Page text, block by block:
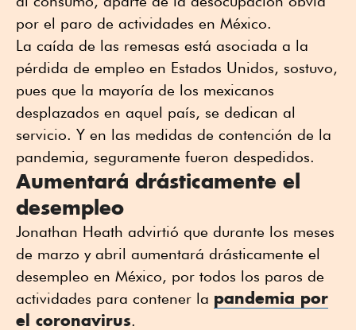
por el paro de actividades en México.
La caída de las remesas está asociada a la
pérdida de empleo en Estados Unidos, sostuvo,
pues que la mayoría de los mexicanos
desplazados en aquel país, se dedican al
servicio. Y en las medidas de contención de la
pandemia, seguramente fueron despedidos.
Aumentará drásticamente el
desempleo
Jonathan Heath advirtió que durante los meses
de marzo y abril aumentará drásticamente el
desempleo en México, por todos los paros de
actividades para contener la pandemia por
el coronavirus.